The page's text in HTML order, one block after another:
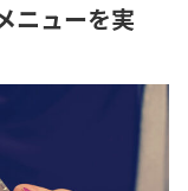
ニューを実